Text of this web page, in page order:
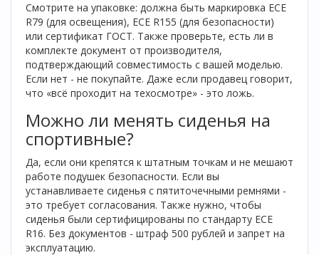
Смотрите на упаковке: должна быть маркировка ECE
R79 (для освещения), ECE R155 (для безопасности)
или сертификат ГОСТ. Также проверьте, есть ли в
комплекте документ от производителя,
подтверждающий совместимость с вашей моделью.
Если нет - не покупайте. Даже если продавец говорит,
что «всё проходит на техосмотре» - это ложь.
Можно ли менять сиденья на
спортивные?
Да, если они крепятся к штатным точкам и не мешают
работе подушек безопасности. Если вы
устанавливаете сиденья с пятиточечными ремнями -
это требует согласования. Также нужно, чтобы
сиденья были сертифицированы по стандарту ECE
R16. Без документов - штраф 500 рублей и запрет на
эксплуатацию.